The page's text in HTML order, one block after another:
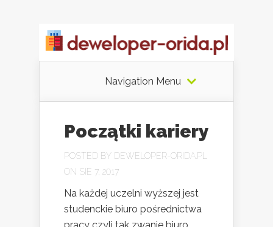
Navigation Menu
Początki kariery
POSTED BY DEWELOPER-ORIDA.PL
ON SIE 7, 2017
Na każdej uczelni wyższej jest
studenckie biuro pośrednictwa